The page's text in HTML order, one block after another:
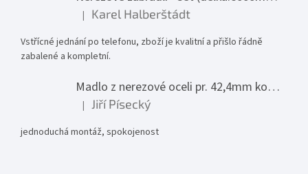
Hodnocení produktu je 5 z 5 hvězdiček.
| Karel Halberštádt
Vstřícné jednání po telefonu, zboží je kvalitní a přišlo řádně
zabalené a kompletní.
Madlo z nerezové oceli pr. 42,4mm komplet - model 0116 - 3000mm
Hodnocení produktu je 5 z 5 hvězdiček.
| Jiří Písecký
jednoduchá montáž, spokojenost